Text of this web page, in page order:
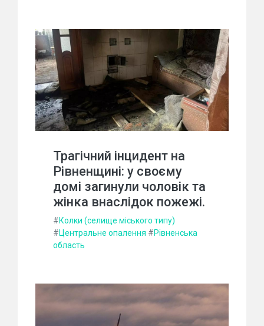
Трагічний інцидент на
Рівненщині: у своєму
домі загинули чоловік та
жінка внаслідок пожежі.
#Колки (селище міського типу)
#Центральне опалення #Рівненська
область